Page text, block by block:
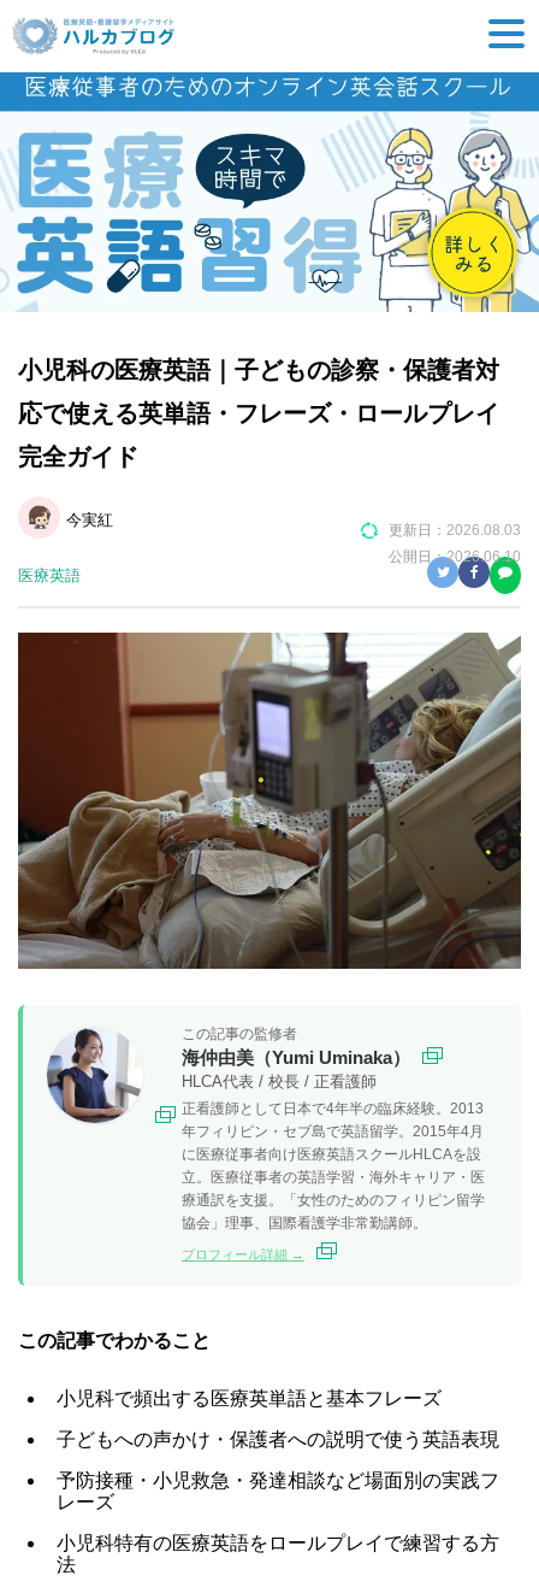
小児科の医療英語｜子どもの診察・保護者対
応で使える英単語・フレーズ・ロールプレイ
完全ガイド
今実紅
更新日： 2026.08.03
公開日：2026.06.10
医療英語
この記事の監修者
海仲由美（Yumi Uminaka）
HLCA代表 / 校長 / 正看護師
正看護師として日本で4年半の臨床経験。2013
年フィリピン・セブ島で英語留学。2015年4月
に医療従事者向け医療英語スクールHLCAを設
立。医療従事者の英語学習・海外キャリア・医
療通訳を支援。「女性のためのフィリピン留学
協会」理事、国際看護学非常勤講師。
プロフィール詳細 →
この記事でわかること
小児科で頻出する医療英単語と基本フレーズ
子どもへの声かけ・保護者への説明で使う英語表現
予防接種・小児救急・発達相談など場面別の実践フ
レーズ
小児科特有の医療英語をロールプレイで練習する方
法